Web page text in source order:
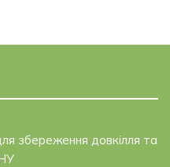
збереження довкілля та